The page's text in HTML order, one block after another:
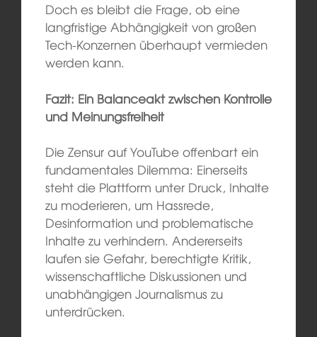
Doch es bleibt die Frage, ob eine
langfristige Abhängigkeit von großen
Tech-Konzernen überhaupt vermieden
werden kann.
Fazit: Ein Balanceakt zwischen Kontrolle
und Meinungsfreiheit
Die Zensur auf YouTube offenbart ein
fundamentales Dilemma: Einerseits
steht die Plattform unter Druck, Inhalte
zu moderieren, um Hassrede,
Desinformation und problematische
Inhalte zu verhindern. Andererseits
laufen sie Gefahr, berechtigte Kritik,
wissenschaftliche Diskussionen und
unabhängigen Journalismus zu
unterdrücken.